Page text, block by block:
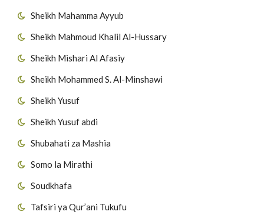
Sheikh Mahamma Ayyub
Sheikh Mahmoud Khalil Al-Hussary
Sheikh Mishari Al Afasiy
Sheikh Mohammed S. Al-Minshawi
Sheikh Yusuf
Sheikh Yusuf abdi
Shubahati za Mashia
Somo la Mirathi
Soudkhafa
Tafsiri ya Qur’ani Tukufu